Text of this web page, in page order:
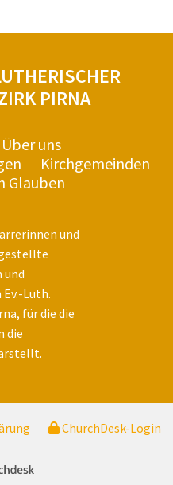
PIRNA
Über uns
Kirchgemeinden
Glauben
und
Luth.
für die die
die
ChurchDesk-Login